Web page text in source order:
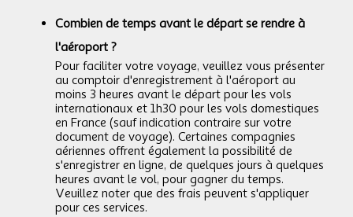
Combien de temps avant le départ se rendre à
l'aéroport ?
Pour faciliter votre voyage, veuillez vous présenter
au comptoir d'enregistrement à l'aéroport au
moins 3 heures avant le départ pour les vols
internationaux et 1h30 pour les vols domestiques
en France (sauf indication contraire sur votre
document de voyage). Certaines compagnies
aériennes offrent également la possibilité de
s'enregistrer en ligne, de quelques jours à quelques
heures avant le vol, pour gagner du temps.
Veuillez noter que des frais peuvent s'appliquer
pour ces services.